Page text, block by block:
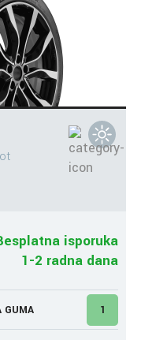
isporuka
1-2 radna dana
GUMA 1